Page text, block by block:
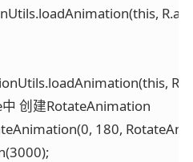
创建RotateAnimation
180,